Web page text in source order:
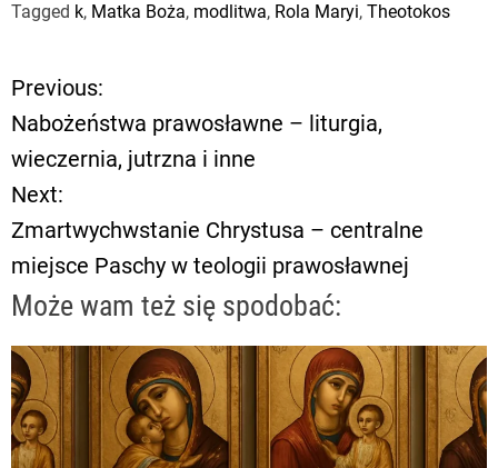
Tagged k, Matka Boża, modlitwa, Rola Maryi, Theotokos
N
a
w
i
g
a
c
Previous:
Nabożeństwa prawosławne – liturgia,
wieczernia, jutrzna i inne
Next:
Zmartwychwstanie Chrystusa – centralne
miejsce Paschy w teologii prawosławnej
Może wam też się spodobać: